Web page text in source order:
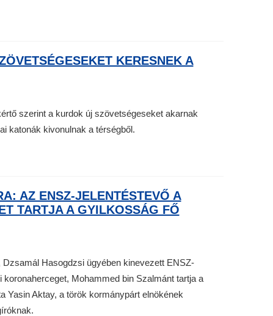
KERESNEK A
szerint a kurdok új szövetségeseket akarnak
katonák kivonulnak a térségből.
AZ ENSZ-JELENTÉSTEVŐ A
TARTJA A GYILKOSSÁG FŐ
Hasogdzsi ügyében kinevezett ENSZ-
Mohammed bin Szalmánt tartja a
Yasin Aktay, a török kormánypárt elnökének